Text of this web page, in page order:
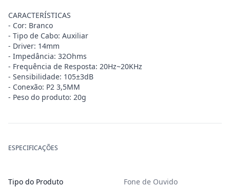
CARACTERÍSTICAS
- Cor: Branco
- Tipo de Cabo: Auxiliar
- Driver: 14mm
- Impedância: 32Ohms
- Frequência de Resposta: 20Hz~20KHz
- Sensibilidade: 105±3dB
- Conexão: P2 3,5MM
- Peso do produto: 20g
ESPECIFICAÇÕES
Tipo do Produto Fone de Ouvido